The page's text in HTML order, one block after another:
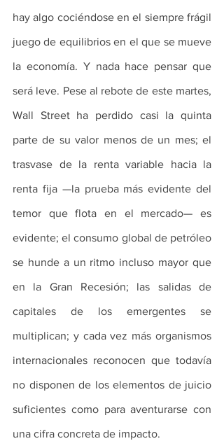
hay algo cociéndose en el siempre frágil
juego de equilibrios en el que se mueve
la economía. Y nada hace pensar que
será leve. Pese al rebote de este martes,
Wall Street ha perdido casi la quinta
parte de su valor menos de un mes; el
trasvase de la renta variable hacia la
renta fija —la prueba más evidente del
temor que flota en el mercado— es
evidente; el consumo global de petróleo
se hunde a un ritmo incluso mayor que
en la Gran Recesión; las salidas de
capitales de los emergentes se
multiplican; y cada vez más organismos
internacionales reconocen que todavía
no disponen de los elementos de juicio
suficientes como para aventurarse con
una cifra concreta de impacto.